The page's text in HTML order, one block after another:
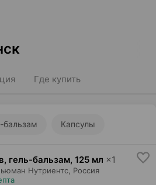
Где купить
бальзам Капсулы
гель-бальзам, 125 мл ×1
Нутриентс , Россия